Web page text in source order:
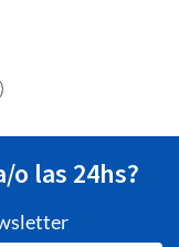
o las 24hs?